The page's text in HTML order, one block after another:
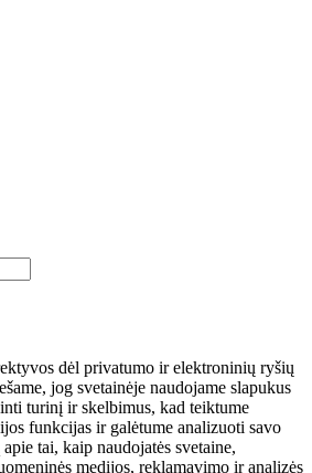
dėl privatumo ir elektroninių ryšių
jog svetainėje naudojame slapukus
turinį ir skelbimus, kad teiktume
funkcijas ir galėtume analizuoti savo
tai, kaip naudojatės svetaine,
medijos, reklamavimo ir analizės